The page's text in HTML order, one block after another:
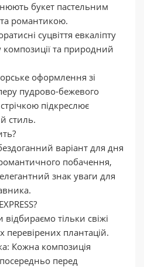
букет пастельним
романтикою.
суцвіття евкаліпту
та природний
оформлення зі
пудрово-бежевого
підкреслює
стиль.
варіант для дня
побачення,
знак уваги для
тільки свіжі
перевірених плантацій.
Кожна композиція
перед